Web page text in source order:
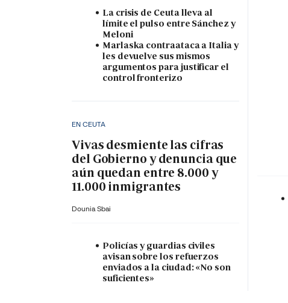
La crisis de Ceuta lleva al
límite el pulso entre Sánchez y
Meloni
Marlaska contraataca a Italia y
les devuelve sus mismos
argumentos para justificar el
control fronterizo
EN CEUTA
Vivas desmiente las cifras
del Gobierno y denuncia que
aún quedan entre 8.000 y
11.000 inmigrantes
Dounia Sbai
Policías y guardias civiles
avisan sobre los refuerzos
enviados a la ciudad: «No son
suficientes»